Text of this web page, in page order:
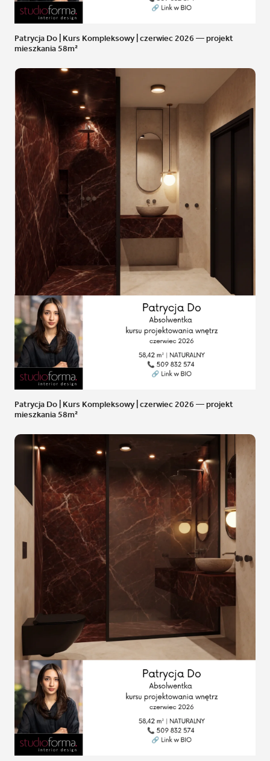
Patrycja Do | Kurs Kompleksowy | czerwiec 2026 — projekt
mieszkania 58m²
Patrycja Do | Kurs Kompleksowy | czerwiec 2026 — projekt
mieszkania 58m²